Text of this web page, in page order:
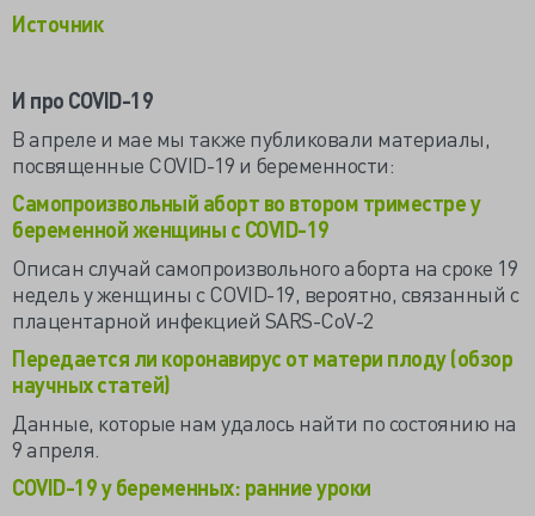
Источник
И про COVID-19
В апреле и мае мы также публиковали материалы,
посвященные COVID-19 и беременности:
Самопроизвольный аборт во втором триместре у
беременной женщины с COVID-19
Описан случай самопроизвольного аборта на сроке 19
недель у женщины с COVID-19, вероятно, связанный с
плацентарной инфекцией SARS-CoV-2
Передается ли коронавирус от матери плоду (обзор
научных статей)
Данные, которые нам удалось найти по состоянию на
9 апреля.
COVID-19 у беременных: ранние уроки